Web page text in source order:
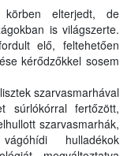
körben elterjedt, de
is világszerte.
elő, feltehetően
kérődzőkkel sosem
szarvasmarhával
súrlókórral fertőzött,
szarvasmarhák,
hulladékok